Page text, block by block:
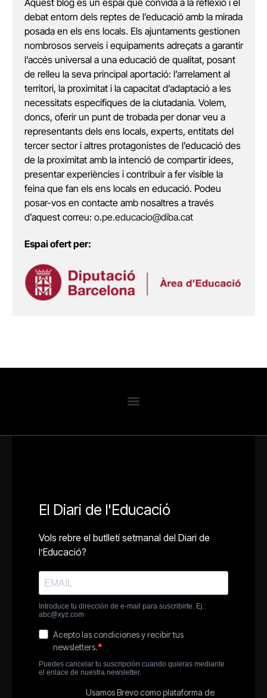
Aquest blog és un espai que convida a la reflexió i el
debat entorn dels reptes de l’educació amb la mirada
posada en els ens locals. Els ajuntaments gestionen
nombrosos serveis i equipaments adreçats a garantir
l’accés universal a una educació de qualitat, posant
de relleu la seva principal aportació: l’arrelament al
territori, la proximitat i la capacitat d’adaptació a les
necessitats específiques de la ciutadania. Volem,
doncs, oferir un punt de trobada per donar veu a
representants dels ens locals, experts, entitats del
tercer sector i altres protagonistes de l’educació des
de la proximitat amb la intenció de compartir idees,
presentar experiències i contribuir a fer visible la
feina que fan els ens locals en educació. Podeu
posar-vos en contacte amb nosaltres a través
d’aquest correu: o.pe.educacio@diba.cat
Espai ofert per: